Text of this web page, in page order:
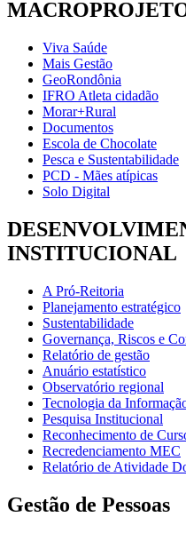
Viva Saúde
Mais Gestão
GeoRondônia
IFRO Atleta cidadão
Morar+Rural
Documentos
Escola de Chocolate
Pesca e Sustentabilidade
PCD - Mães atípicas
Solo Digital
INSTITUCIONAL
A Pró-Reitoria
Planejamento estratégico
Sustentabilidade
Governança, Riscos e
Relatório de gestão
Anuário estatístico
Observatório regional
Tecnologia da
Pesquisa Institucional
Reconhecimento de
Recredenciamento MEC
Relatório de Atividade
Gestão de Pessoas